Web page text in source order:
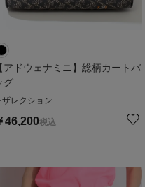
【アドウェナミニ】総柄カートバ
グ
ザレクション
46,200税込